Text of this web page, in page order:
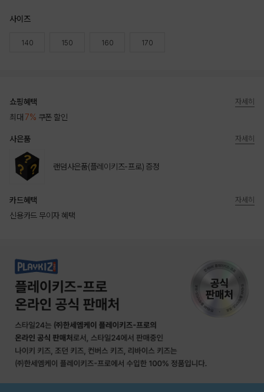
사이즈
140 150 160 170
쇼핑혜택
최대 7% 쿠폰 할인
자세히
사은품
랜덤사은품(플레이키즈-프로) 증정
자세히
카드혜택
신용카드 무이자 혜택
자세히